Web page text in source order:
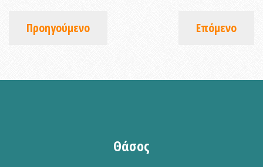
Προηγούμενο Επόμενο
Θάσος